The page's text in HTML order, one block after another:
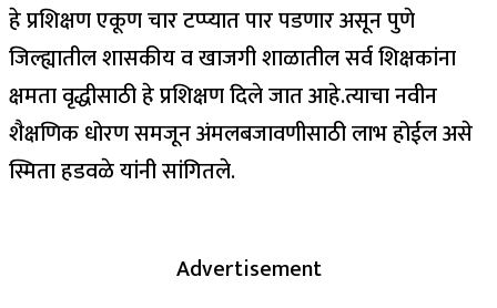
हे प्रशिक्षण एकूण चार टप्प्यात पार पडणार असून पुणे
जिल्ह्यातील शासकीय व खाजगी शाळातील सर्व शिक्षकांना
क्षमता वृद्धीसाठी हे प्रशिक्षण दिले जात आहे.त्याचा नवीन
शैक्षणिक धोरण समजून अंमलबजावणीसाठी लाभ होईल असे
स्मिता हडवळे यांनी सांगितले.
Advertisement